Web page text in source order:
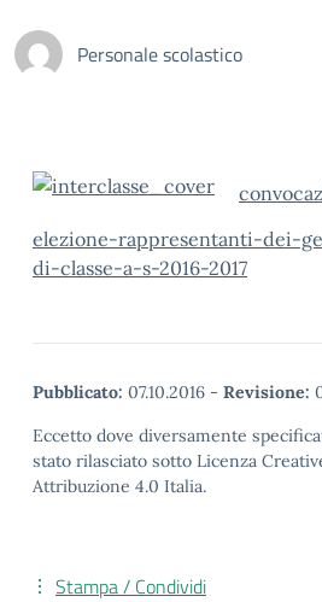
Personale scolastico
elezione-rappresentanti-dei-
di-classe-a-s-2016-2017
Pubblicato: 07.10.2016 - Revisione:
Eccetto dove diversamente
stato rilasciato sotto Licenza
Attribuzione 4.0 Italia.
Stampa / Condividi